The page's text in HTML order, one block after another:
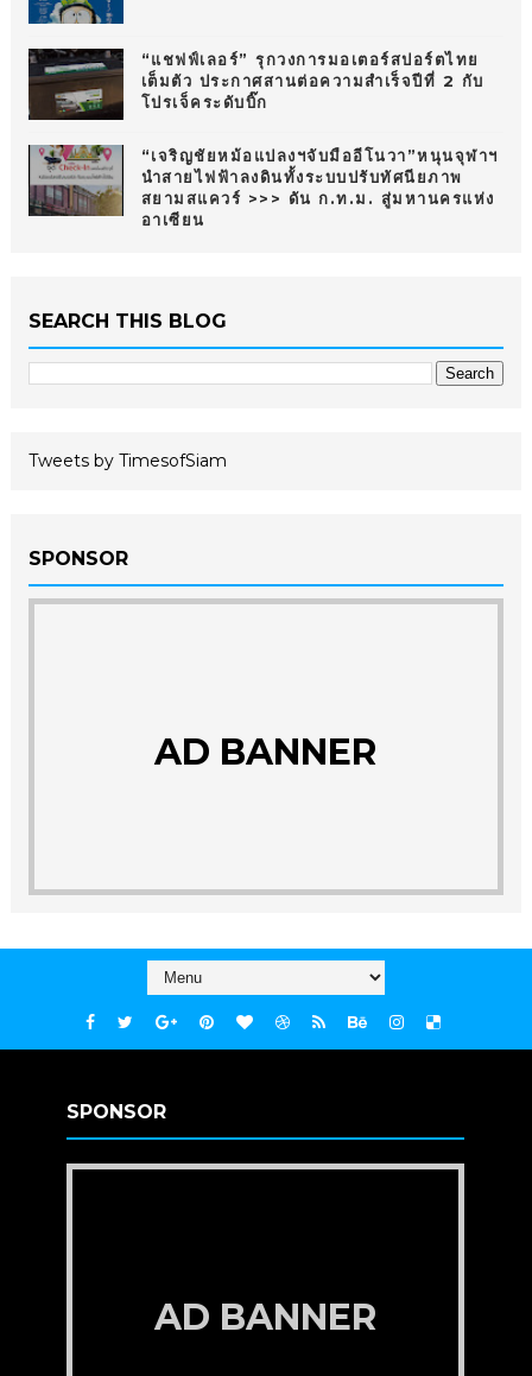
“แชฟฟ์เลอร์” รุกวงการมอเตอร์สปอร์ตไทย
เต็มตัว ประกาศสานต่อความสำเร็จปีที่ 2 กับ
โปรเจ็คระดับบิ๊ก
“เจริญชัยหม้อแปลงฯจับมืออีโนวา”หนุนจุฬาฯ
นำสายไฟฟ้าลงดินทั้งระบบปรับทัศนียภาพ
สยามสแควร์ >>> ดัน ก.ท.ม. สู่มหานครแห่ง
อาเซียน
SEARCH THIS BLOG
Tweets by TimesofSiam
SPONSOR
AD BANNER
SPONSOR
AD BANNER